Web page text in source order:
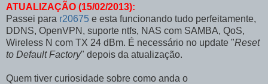
ATUALIZAÇÃO (15/02/2013):
Passei para r20675 e esta funcionando tudo perfeitamente,
DDNS, OpenVPN, suporte ntfs, NAS com SAMBA, QoS,
Wireless N com TX 24 dBm. É necessário no update "Reset
to Default Factory" depois da atualização.
Quem tiver curiosidade sobre como anda o